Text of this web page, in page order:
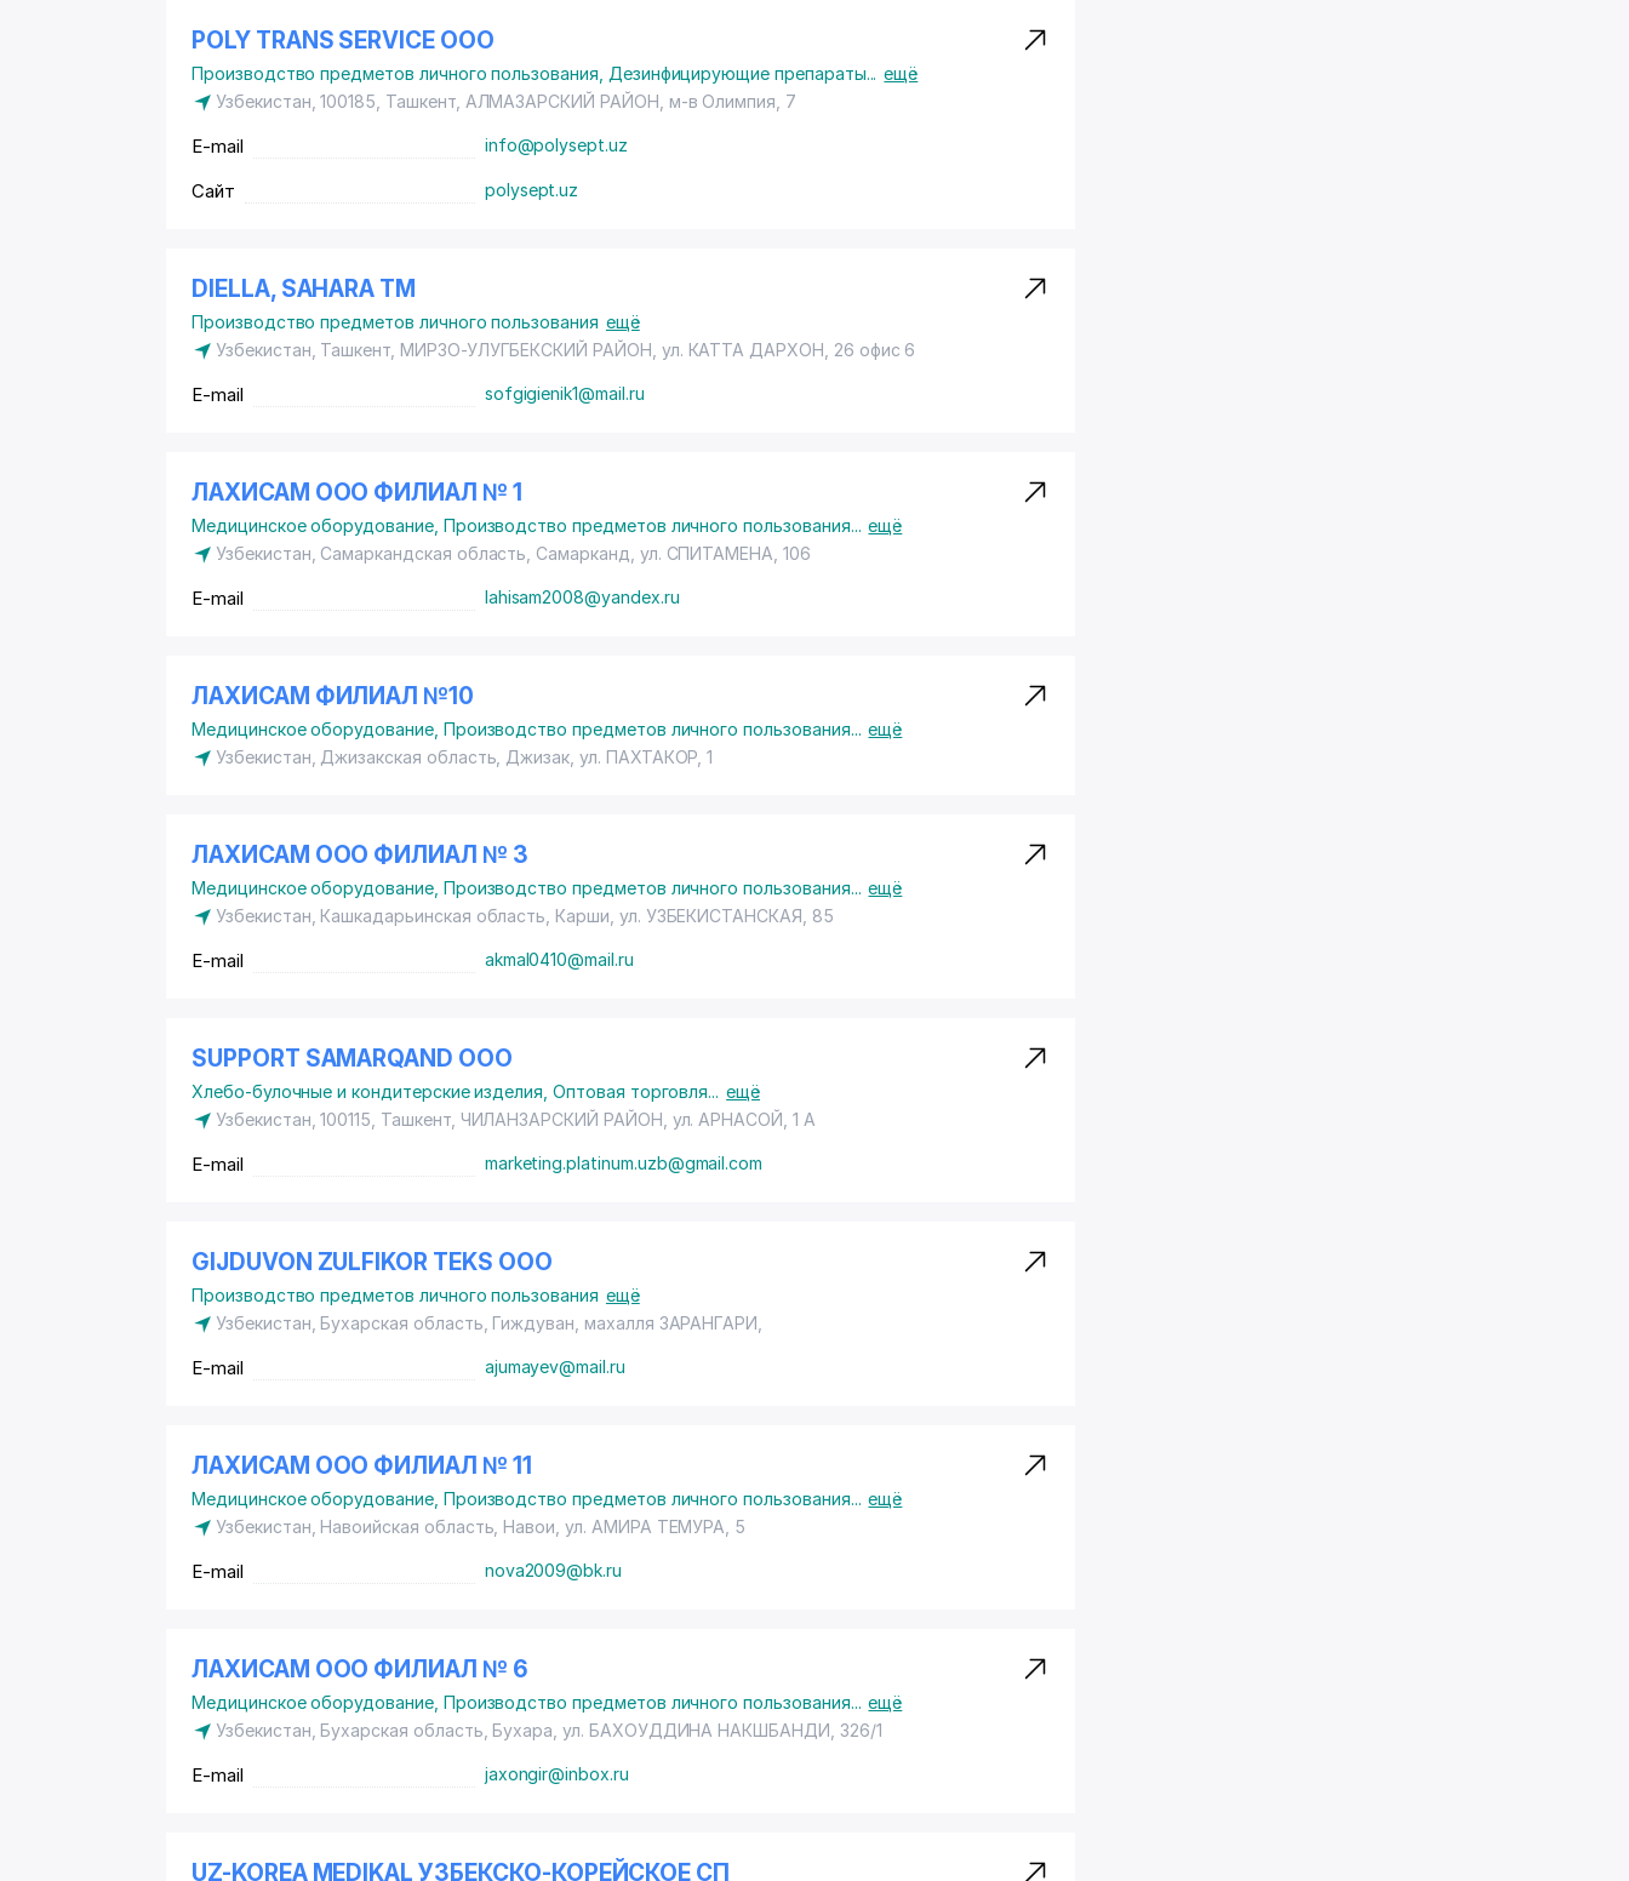
POLY TRANS SERVICE ООО
Производство предметов личного пользования Дезинфицирующие препараты... ещё
Узбекистан, 100185, Ташкент, АЛМАЗАРСКИЙ РАЙОН м-в Олимпия , 7
E-mail info@polysept.uz
Сайт polysept.uz
DIELLA, SAHARA ТМ
Производство предметов личного пользования ещё
Узбекистан, Ташкент, МИРЗО-УЛУГБЕКСКИЙ РАЙОН , ул. КАТТА ДАРХОН, 26 офис 6
E-mail sofgigienik1@mail.ru
ЛАХИСАМ ООО ФИЛИАЛ № 1
Медицинское оборудование, Производство предметов личного пользования... ещё
Узбекистан, Самаркандская область, Самарканд, ул. СПИТАМЕНА , 106
E-mail lahisam2008@yandex.ru
ЛАХИСАМ ФИЛИАЛ №10
Медицинское оборудование, Производство предметов личного пользования... ещё
Узбекистан, Джизакская область, Джизак, ул. ПАХТАКОР , 1
ЛАХИСАМ ООО ФИЛИАЛ № 3
Медицинское оборудование, Производство предметов личного пользования... ещё
Узбекистан, Кашкадарьинская область, Карши, ул. УЗБЕКИСТАНСКАЯ , 85
E-mail akmal0410@mail.ru
SUPPORT SAMARQAND ООО
Хлебо-булочные и кондитерские изделия ,Оптовая торговля... ещё
Узбекистан, 100115, Ташкент, ЧИЛАНЗАРСКИЙ РАЙОН , ул. АРНАСОЙ, 1 А
E-mail marketing.platinum.uzb@gmail.com
GIJDUVON ZULFIKOR TEKS ООО
Производство предметов личного пользования ещё
Узбекистан, Бухарская область, Гиждуван, махалля ЗАРАНГАРИ
E-mail ajumayev@mail.ru
ЛАХИСАМ ООО ФИЛИАЛ № 11
Медицинское оборудование, Производство предметов личного пользования... ещё
Узбекистан, Навоийская область, Навои,ул. АМИРА ТЕМУРА , 5
E-mail nova2009@bk.ru
ЛАХИСАМ ООО ФИЛИАЛ № 6
Медицинское оборудование, Производство предметов личного пользования... ещё
Узбекистан, Бухарская область, Бухара,ул. БАХОУДДИНА НАКШБАНДИ , 326/1
E-mail jaxongir@inbox.ru
UZ-KOREA MEDIKAL УЗБЕКСКО-КОРЕЙСКОЕ СП